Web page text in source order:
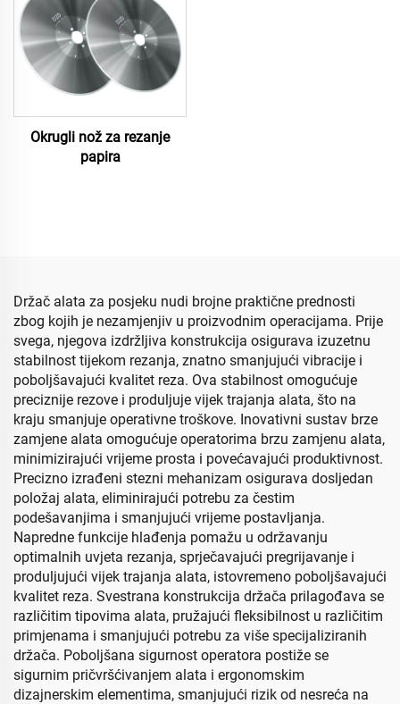
Okrugli nož za rezanje
papira
Držač alata za posjeku nudi brojne praktične prednosti
zbog kojih je nezamjenjiv u proizvodnim operacijama. Prije
svega, njegova izdržljiva konstrukcija osigurava izuzetnu
stabilnost tijekom rezanja, znatno smanjujući vibracije i
poboljšavajući kvalitet reza. Ova stabilnost omogućuje
preciznije rezove i produljuje vijek trajanja alata, što na
kraju smanjuje operativne troškove. Inovativni sustav brze
zamjene alata omogućuje operatorima brzu zamjenu alata,
minimizirajući vrijeme prosta i povećavajući produktivnost.
Precizno izrađeni stezni mehanizam osigurava dosljedan
položaj alata, eliminirajući potrebu za čestim
podešavanjima i smanjujući vrijeme postavljanja.
Napredne funkcije hlađenja pomažu u održavanju
optimalnih uvjeta rezanja, sprječavajući pregrijavanje i
produljujući vijek trajanja alata, istovremeno poboljšavajući
kvalitet reza. Svestrana konstrukcija držača prilagođava se
različitim tipovima alata, pružajući fleksibilnost u različitim
primjenama i smanjujući potrebu za više specijaliziranih
držača. Poboljšana sigurnost operatora postiže se
sigurnim pričvršćivanjem alata i ergonomskim
dizajnerskim elementima, smanjujući rizik od nesreća na